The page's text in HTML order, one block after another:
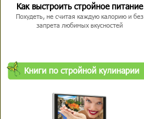
Как выстроить стройное питание
Похудеть, не считая каждую калорию и без
запрета любимых вкусностей
Книги по стройной кулинарии